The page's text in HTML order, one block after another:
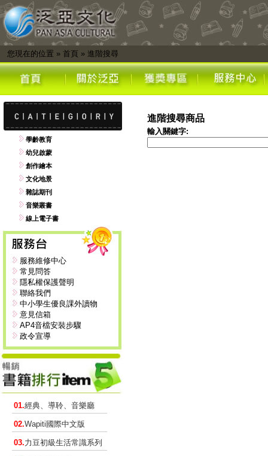
您現在的位置 » 首頁 » 進階搜尋
學齡教育
幼兒啟蒙
創作繪本
文化地景
雜誌期刊
音樂叢書
線上電子書
服務維修中心
常見問答
隱私權保護聲明
聯絡我們
中小學生優良課外讀物
意見信箱
AP4音檔安裝步驟
政令宣導
01.經典、導聆、音樂廳
02.Wapiti國際中文版
03.力豆初級生活常識系列
進階搜尋商品
輸入關鍵字: